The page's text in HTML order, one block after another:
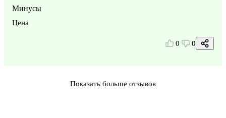
Минусы
Цена
0 0
Показать больше отзывов